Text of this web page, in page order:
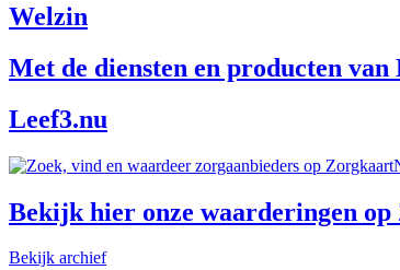
Welzin
Met de diensten en producten
Leef3.nu
Bekijk hier onze waarderingen
Bekijk archief